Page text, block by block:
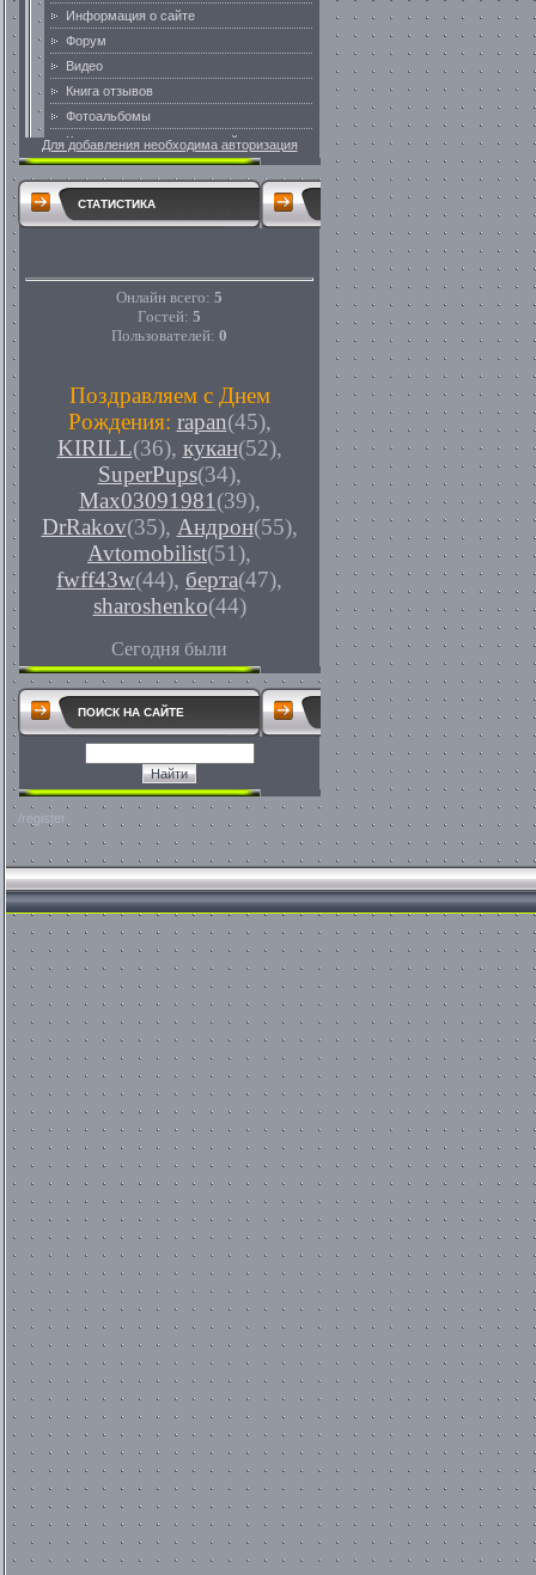
Для добавления необходима авторизация
СТАТИСТИКА
Онлайн всего: 5
Гостей: 5
Пользователей: 0
Поздравляем с Днем
Рождения: rapan(45),
KIRILL(36), кукан(52),
SuperPups(34),
Max03091981 (39),
DrRakov(35), Андрон(55),
Avtomobilist(51),
fwff43w(44), берта(47),
sharoshenko(44)
Сегодня были
ПОИСК НА САЙТЕ
/register